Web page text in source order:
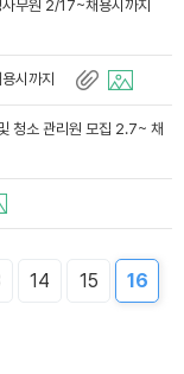
무원 2/17~채용시까지
시까지
청소 관리원 모집 2.7~ 채
14 15
16